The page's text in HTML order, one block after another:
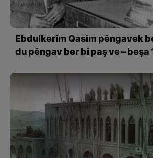
Ebdulkerîm Qasim pêngavek
du pêngav ber bi paş ve – beşa